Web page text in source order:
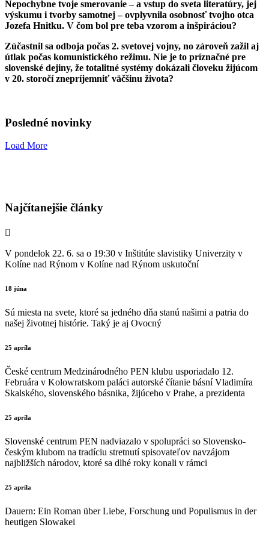
Nepochybne tvoje smerovanie – a vstup do sveta literatúry, jej
výskumu i tvorby samotnej – ovplyvnila osobnosť tvojho otca
Jozefa Hnitku. V čom bol pre teba vzorom a inšpiráciou?
Zúčastnil sa odboja počas 2. svetovej vojny, no zároveň zažil aj
útlak počas komunistického režimu. Nie je to príznačné pre
slovenské dejiny, že totalitné systémy dokázali človeku žijúcom
v 20. storočí znepríjemniť väčšinu života?
Posledné novinky
Load More
Najčítanejšie články
V pondelok 22. 6. sa o 19:30 v Inštitúte slavistiky Univerzity v
Kolíne nad Rýnom v Kolíne nad Rýnom uskutoční
18 júna
Sú miesta na svete, ktoré sa jedného dňa stanú našimi a patria do
našej životnej histórie. Taký je aj Ovocný
25 apríla
České centrum Medzinárodného PEN klubu usporiadalo 12.
Februára v Kolowratskom paláci autorské čítanie básní Vladimíra
Skalského, slovenského básnika, žijúceho v Prahe, a prezidenta
25 apríla
Slovenské centrum PEN nadviazalo v spolupráci so Slovensko-
českým klubom na tradíciu stretnutí spisovateľov navzájom
najbližších národov, ktoré sa dlhé roky konali v rámci
25 apríla
Dauern: Ein Roman über Liebe, Forschung und Populismus in der
heutigen Slowakei